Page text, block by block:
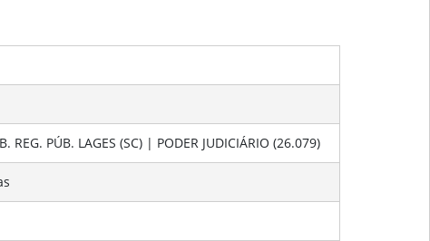
REG. PÚB. LAGES (SC) | PODER JUDICIÁRIO (26.079)